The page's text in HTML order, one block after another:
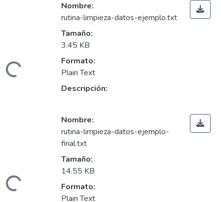
Nombre:
rutina-limpieza-datos-ejemplo.txt
Tamaño:
3.45 KB
Formato:
Plain Text
Descripción:
Nombre:
rutina-limpieza-datos-ejemplo-
final.txt
Tamaño:
14.55 KB
Formato:
Plain Text